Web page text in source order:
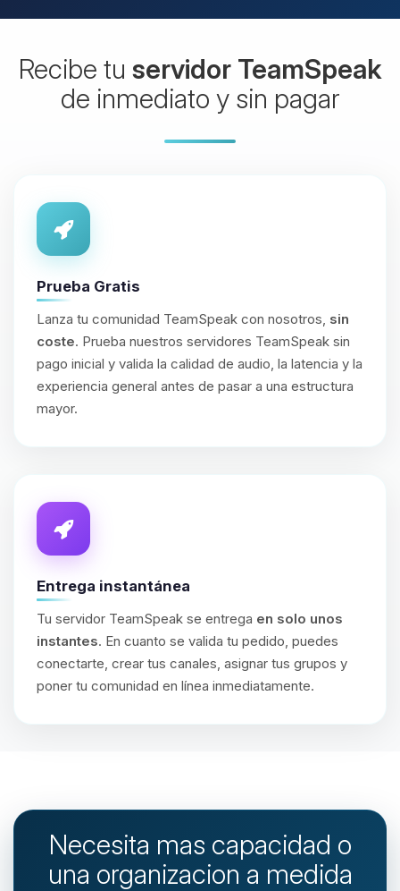
Recibe tu servidor TeamSpeak
de inmediato y sin pagar
Prueba Gratis
Lanza tu comunidad TeamSpeak con nosotros, sin
coste. Prueba nuestros servidores TeamSpeak sin
pago inicial y valida la calidad de audio, la latencia y la
experiencia general antes de pasar a una estructura
mayor.
Entrega instantánea
Tu servidor TeamSpeak se entrega en solo unos
instantes. En cuanto se valida tu pedido, puedes
conectarte, crear tus canales, asignar tus grupos y
poner tu comunidad en línea inmediatamente.
Necesita mas capacidad o
una organizacion a medida